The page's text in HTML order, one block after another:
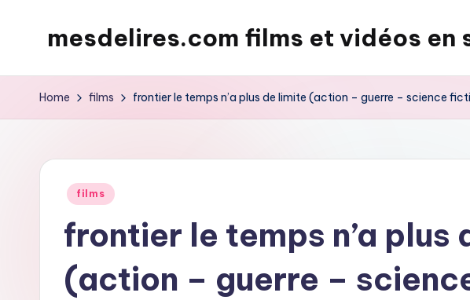
mesdelires.com films et vidéos en
:
video
complet
français
Home films frontier le temps n’a plus de limite (action – guerre – science
Posted
films
frontier le temps n’a plus
(action – guerre –